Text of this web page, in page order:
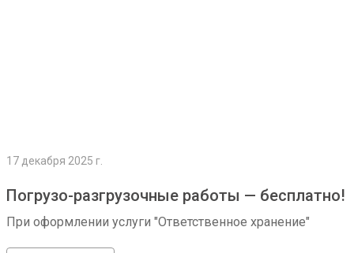
17 декабря 2025 г.
Погрузо-разгрузочные работы — бесплатно!
При оформлении услуги "Ответственное хранение"